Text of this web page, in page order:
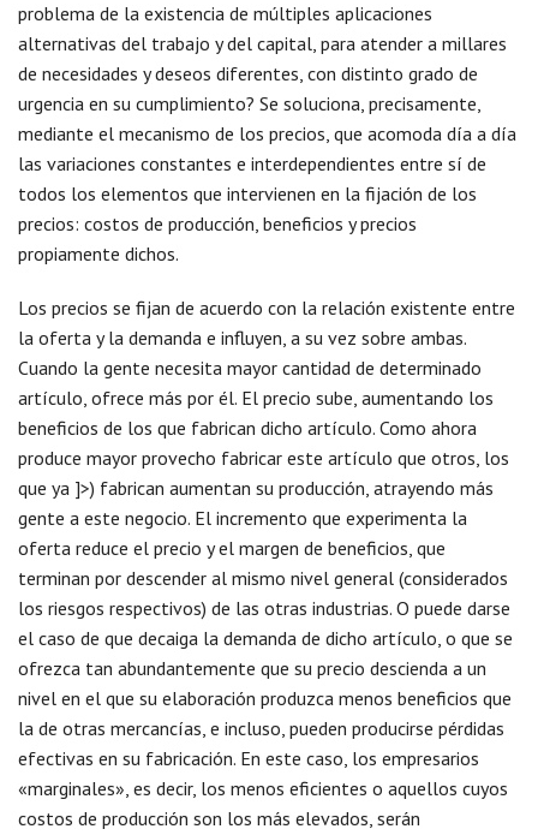
problema de la existencia de múltiples aplicaciones
alternativas del trabajo y del capital, para atender a millares
de necesidades y deseos diferentes, con distinto grado de
urgencia en su cumplimiento? Se soluciona, precisamente,
mediante el mecanismo de los precios, que acomoda día a día
las variaciones constantes e interdependientes entre sí de
todos los elementos que intervienen en la fijación de los
precios: costos de producción, beneficios y precios
propiamente dichos.
Los precios se fijan de acuerdo con la relación existente entre
la oferta y la demanda e influyen, a su vez sobre ambas.
Cuando la gente necesita mayor cantidad de determinado
artículo, ofrece más por él. El precio sube, aumentando los
beneficios de los que fabrican dicho artículo. Como ahora
produce mayor provecho fabricar este artículo que otros, los
que ya ]>) fabrican aumentan su producción, atrayendo más
gente a este negocio. El incremento que experimenta la
oferta reduce el precio y el margen de beneficios, que
terminan por descender al mismo nivel general (considerados
los riesgos respectivos) de las otras industrias. O puede darse
el caso de que decaiga la demanda de dicho artículo, o que se
ofrezca tan abundantemente que su precio descienda a un
nivel en el que su elaboración produzca menos beneficios que
la de otras mercancías, e incluso, pueden producirse pérdidas
efectivas en su fabricación. En este caso, los empresarios
«marginales», es decir, los menos eficientes o aquellos cuyos
costos de producción son los más elevados, serán